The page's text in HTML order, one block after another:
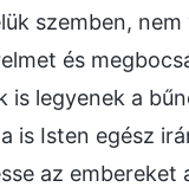
szemben,
és
is legyenek a
is Isten egész
az embereket